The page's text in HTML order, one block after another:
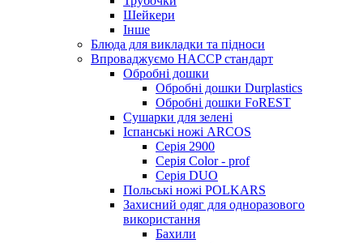
Шейкери
Інше
Блюда для викладки та підноси
Впроваджуємо HACCP стандарт
Обробні дошки
Обробні дошки Durplastics
Обробні дошки FoREST
Сушарки для зелені
Іспанські ножі ARCOS
Серія 2900
Серія Color - prof
Серія DUO
Польські ножі POLKARS
Захисний одяг для одноразового
використання
Бахили